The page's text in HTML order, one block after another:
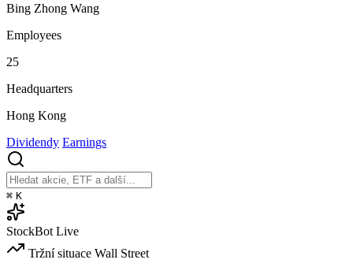
Bing Zhong Wang
Employees
25
Headquarters
Hong Kong
Dividendy Earnings
⌘ K
StockBot Live
Tržní situace Wall Street